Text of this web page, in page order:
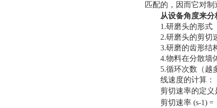
匹配的，因而它对制
从设备角度来
1.研磨头的形式
2.研磨头的剪切
3.研磨的齿形结
4.物料在分散墙
5.循环次数（越
线速度的计算：
剪切速率的定
剪切速率 (s-